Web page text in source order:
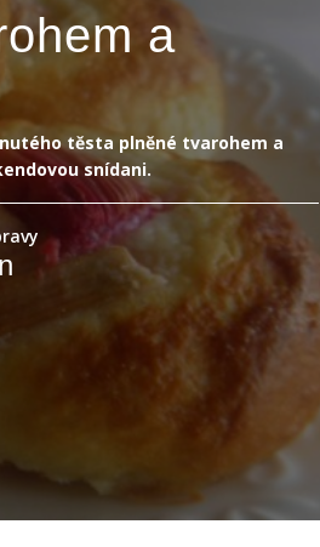
a
těsta plněné tvarohem a
snídani.